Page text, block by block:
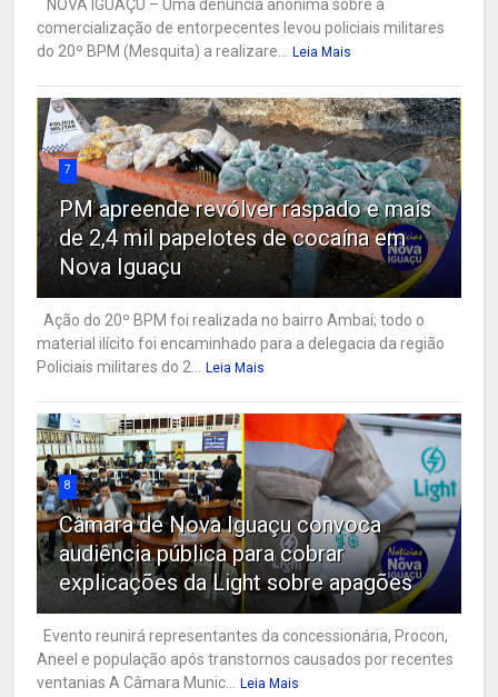
NOVA IGUAÇU – Uma denúncia anônima sobre a
comercialização de entorpecentes levou policiais militares
do 20º BPM (Mesquita) a realizare...
Leia Mais
7
PM apreende revólver raspado e mais
de 2,4 mil papelotes de cocaína em
Nova Iguaçu
Ação do 20º BPM foi realizada no bairro Ambaí; todo o
material ilícito foi encaminhado para a delegacia da região
Policiais militares do 2...
Leia Mais
8
Câmara de Nova Iguaçu convoca
audiência pública para cobrar
explicações da Light sobre apagões
Evento reunirá representantes da concessionária, Procon,
Aneel e população após transtornos causados por recentes
ventanias A Câmara Munic...
Leia Mais